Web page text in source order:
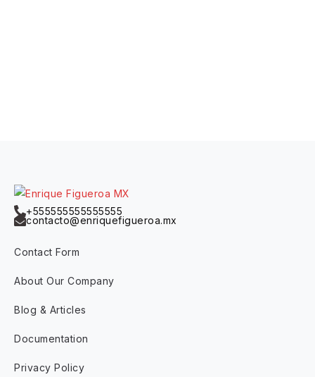
+555555555555555
contacto@enriquefigueroa.mx
Contact Form
About Our Company
Blog & Articles
Documentation
Privacy Policy